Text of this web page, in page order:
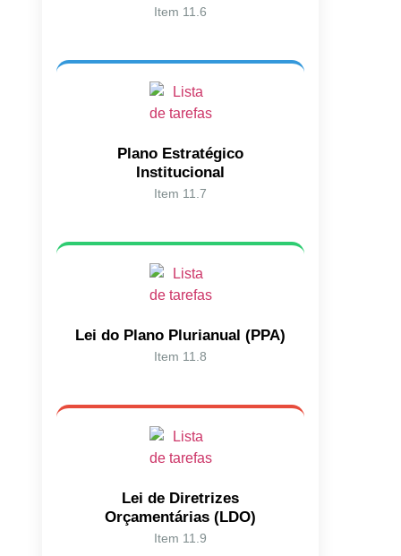
Item 11.6
Plano Estratégico
Institucional
Item 11.7
Lei do Plano Plurianual (PPA)
Item 11.8
Lei de Diretrizes
Orçamentárias (LDO)
Item 11.9